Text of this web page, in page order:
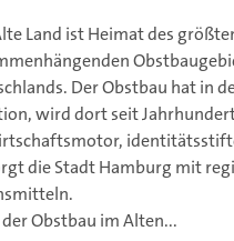
Land ist Heimat des
Der Obstbau hat in
wird dort seit
die Stadt Hamburg mit
Obstbau im Alten...